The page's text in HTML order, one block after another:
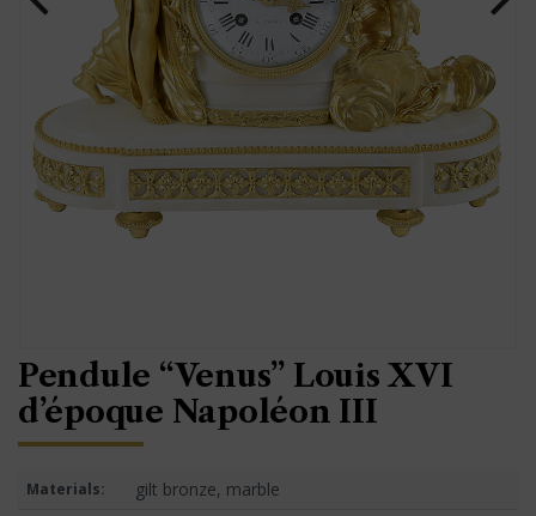
Pendule “Venus” Louis XVI
d’époque Napoléon III
Materials: gilt bronze, marble